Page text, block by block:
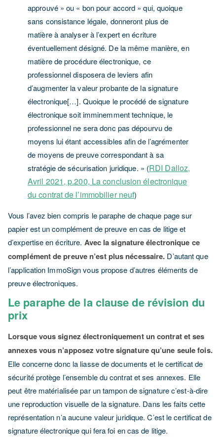
approuvé » ou « bon pour accord » qui, quoique
sans consistance légale, donneront plus de
matière à analyser à l’expert en écriture
éventuellement désigné. De la même manière, en
matière de procédure électronique, ce
professionnel disposera de leviers afin
d’augmenter la valeur probante de la signature
électronique[…]. Quoique le procédé de signature
électronique soit imminemment technique, le
professionnel ne sera donc pas dépourvu de
moyens lui étant accessibles afin de l’agrémenter
de moyens de preuve correspondant à sa
stratégie de sécurisation juridique. » (RDI Dalloz,
Avril 2021, p.200, La conclusion électronique
du contrat de l’immobilier neuf)
Vous l’avez bien compris le paraphe de chaque page sur
papier est un complément de preuve en cas de litige et
d’expertise en écriture. Avec la signature électronique ce
complément de preuve n’est plus nécessaire. D’autant que
l’application ImmoSign vous propose d’autres éléments de
preuve électroniques.
Le paraphe de la clause de révision du
prix
Lorsque vous signez électroniquement un contrat et ses
annexes vous n’apposez votre signature qu’une seule fois.
Elle concerne donc la liasse de documents et le certificat de
sécurité protège l’ensemble du contrat et ses annexes. Elle
peut être matérialisée par un tampon de signature c’est-à-dire
une reproduction visuelle de la signature. Dans les faits cette
représentation n’a aucune valeur juridique. C’est le certificat de
signature électronique qui fera foi en cas de litige.